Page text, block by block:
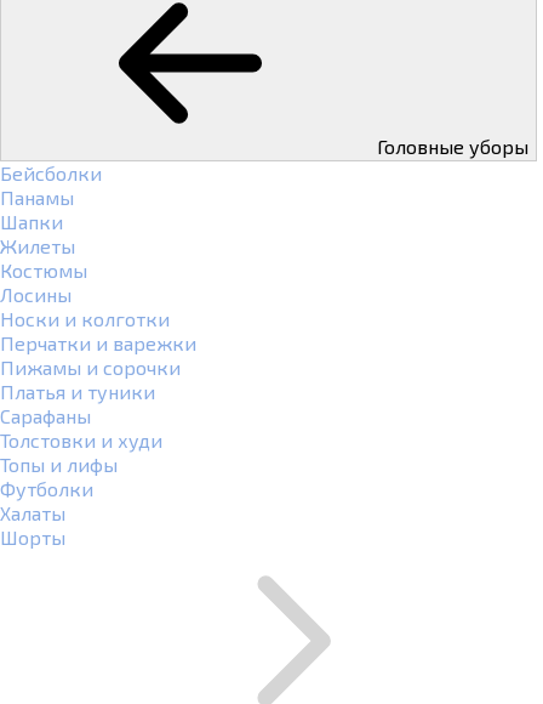
Головные уборы
Бейсболки
Панамы
Шапки
Жилеты
Костюмы
Лосины
Носки и колготки
Перчатки и варежки
Пижамы и сорочки
Платья и туники
Сарафаны
Толстовки и худи
Топы и лифы
Футболки
Халаты
Шорты